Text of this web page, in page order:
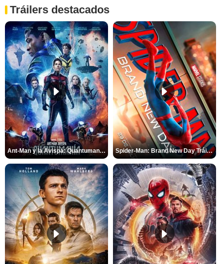
Tráilers destacados
Ant-Man y la Avispa: Quantumanía Tráiler (2) Spider-Man: Brand New Day Tráiler (3)